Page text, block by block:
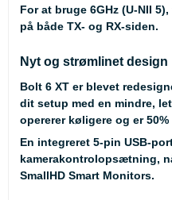
For at bruge 6GHz (U-NII
på både TX- og RX-siden.
Nyt og strømlinet design
Bolt 6 XT er blevet
dit setup med en mindre,
opererer køligere og er
En integreret 5-pin USB-
kamerakontrolopsætning,
SmallHD Smart Monitors.